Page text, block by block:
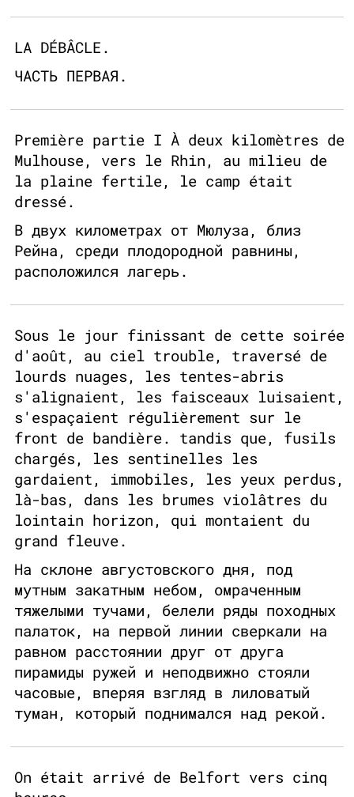
LA DÉBÂCLE.
ЧАСТЬ ПЕРВАЯ.
Première partie I À deux kilomètres de
Mulhouse, vers le Rhin, au milieu de
la plaine fertile, le camp était
dressé.
В двух километрах от Мюлуза, близ
Рейна, среди плодородной равнины,
расположился лагерь.
Sous le jour finissant de cette soirée
d'août, au ciel trouble, traversé de
lourds nuages, les tentes-abris
s'alignaient, les faisceaux luisaient,
s'espaçaient régulièrement sur le
front de bandière. tandis que, fusils
chargés, les sentinelles les
gardaient, immobiles, les yeux perdus,
là-bas, dans les brumes violâtres du
lointain horizon, qui montaient du
grand fleuve.
На склоне августовского дня, под
мутным закатным небом, омраченным
тяжелыми тучами, белели ряды походных
палаток, на первой линии сверкали на
равном расстоянии друг от друга
пирамиды ружей и неподвижно стояли
часовые, вперяя взгляд в лиловатый
туман, который поднимался над рекой.
On était arrivé de Belfort vers cinq